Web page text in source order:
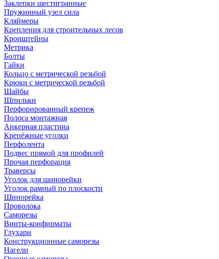
Заклепки шестигранные
Пружинный узел сила
Кляймеры
Крепления для строительных лесов
Кронштейны
Метрика
Болты
Гайки
Кольцо с метрической резьбой
Крюки с метрической резьбой
Шайбы
Шпильки
Перфорированный крепеж
Полоса монтажная
Анкерная пластина
Крепёжные уголки
Перфолента
Подвес прямой для профилей
Прочая перфорация
Траверсы
Уголок для шинорейки
Уголок рамный по плоскости
Шинорейка
Проволока
Саморезы
Винты-конфирматы
Глухари
Конструкционные саморезы
Нагели